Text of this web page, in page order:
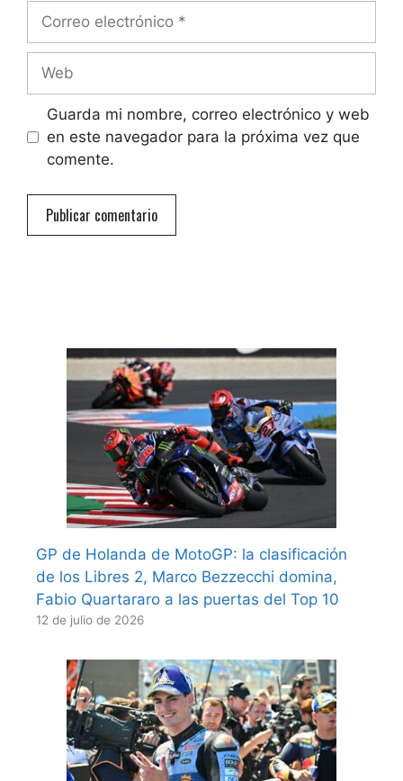
Correo
Web
Guarda mi nombre, correo electrónico y web
en este navegador para la próxima vez que
comente.
GP de Holanda de MotoGP: la clasificación
de los Libres 2, Marco Bezzecchi domina,
Fabio Quartararo a las puertas del Top 10
12 de julio de 2026